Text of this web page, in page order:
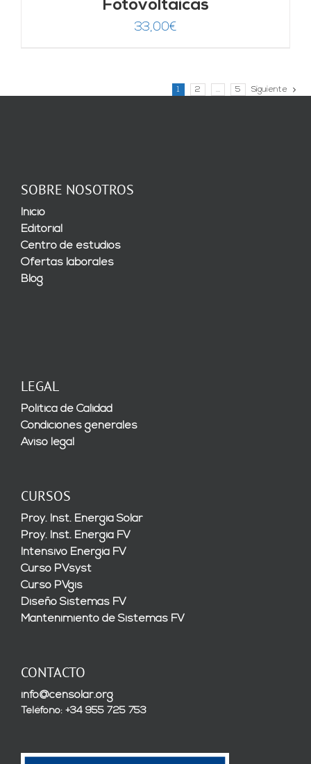
Fotovoltaicas
33,00€
1 2 … 5 Siguiente
SOBRE NOSOTROS
Inicio
Editorial
Centro de estudios
Ofertas laborales
Blog
LEGAL
Política de Calidad
Condiciones generales
Aviso legal
CURSOS
Proy. Inst. Energía Solar
Proy. Inst. Energía FV
Intensivo Energía FV
Curso PVsyst
Curso PVgis
Diseño Sistemas FV
Mantenimiento de Sistemas FV
CONTACTO
info@censolar.org
Teléfono: +34 955 725 753